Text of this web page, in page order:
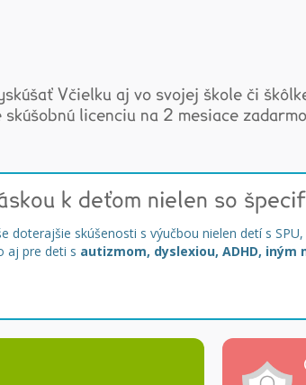
Včielku aj vo svojej škole či
licenciu na 2 mesiace
k deťom nielen so
doterajšie skúšenosti s výučbou nielen detí s
aj pre deti s autizmom, dyslexiou, ADHD,